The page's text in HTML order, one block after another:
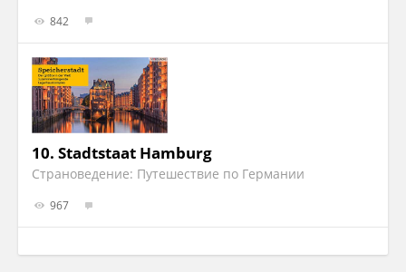
842
10. Stadtstaat Hamburg
Страноведение: Путешествие по Германии
967